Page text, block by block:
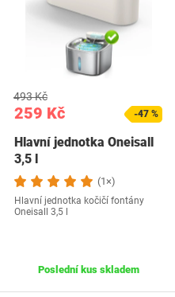
259 Kč
493 Kč
-47 %
Hlavní jednotka Oneisall
3,5 l
(1×)
Hlavní jednotka kočičí fontány
Oneisall 3,5 l
Poslední kus skladem